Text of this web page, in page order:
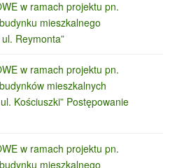
w ramach projektu pn.
mieszkalnego
Reymonta”
w ramach projektu pn.
mieszkalnych
Kościuszki” Postępowanie
w ramach projektu pn.
mieszkalnego